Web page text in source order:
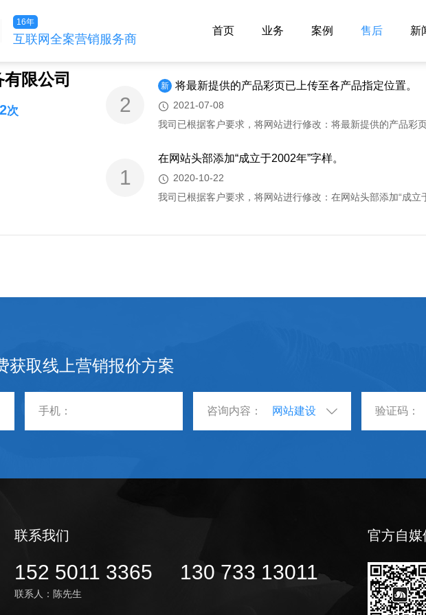
16年
互联网全案营销服务商
首页 业务 案例 售后 新
限公司
2次 2
新 将最新提供的产品彩页已上传至各产品指定位置。
2021-07-08
1
在网站头部添加“成立于2002年”字样。
2020-10-22
获取线上营销报价方案
咨询内容：
联系我们
152 5011 3365
联系人：陈先生
130 733 13011
官方自媒